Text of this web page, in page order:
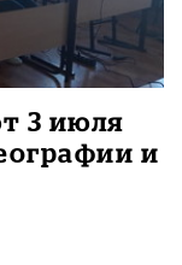
3 июля
и